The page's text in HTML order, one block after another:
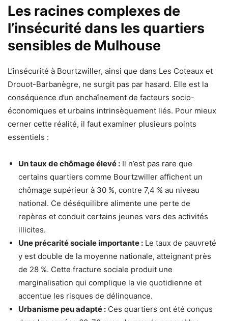
Les racines complexes de
l’insécurité dans les quartiers
sensibles de Mulhouse
L’insécurité à Bourtzwiller, ainsi que dans Les Coteaux et
Drouot-Barbanègre, ne surgit pas par hasard. Elle est la
conséquence d’un enchaînement de facteurs socio-
économiques et urbains intrinsèquement liés. Pour mieux
cerner cette réalité, il faut examiner plusieurs points
essentiels :
Un taux de chômage élevé : Il n’est pas rare que
certains quartiers comme Bourtzwiller affichent un
chômage supérieur à 30 %, contre 7,4 % au niveau
national. Ce déséquilibre alimente une perte de
repères et conduit certains jeunes vers des activités
illicites.
Une précarité sociale importante : Le taux de pauvreté
y est double de la moyenne nationale, atteignant près
de 28 %. Cette fracture sociale produit une
marginalisation qui complique la vie quotidienne et
accentue les risques de délinquance.
Urbanisme peu adapté : Ces quartiers ont été conçus